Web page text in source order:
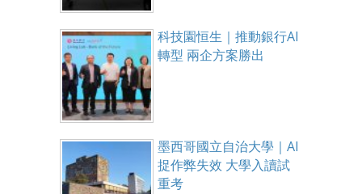
科技園恒生｜推動銀行AI
轉型 兩企方案勝出
墨西哥國立自治大學｜AI
捉作弊失效 大學入讀試
重考